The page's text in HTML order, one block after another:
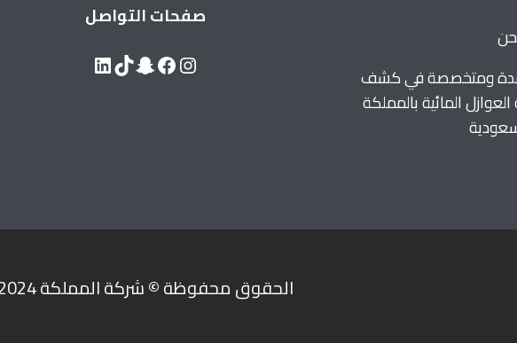
ومتخصصة في كشف
المائية بالمملكة
صفحات التواصل
Instagram
Facebook
Snapchat
TikTok
LinkedIn
الحقوق محفوظة©شركة المملكة 2024